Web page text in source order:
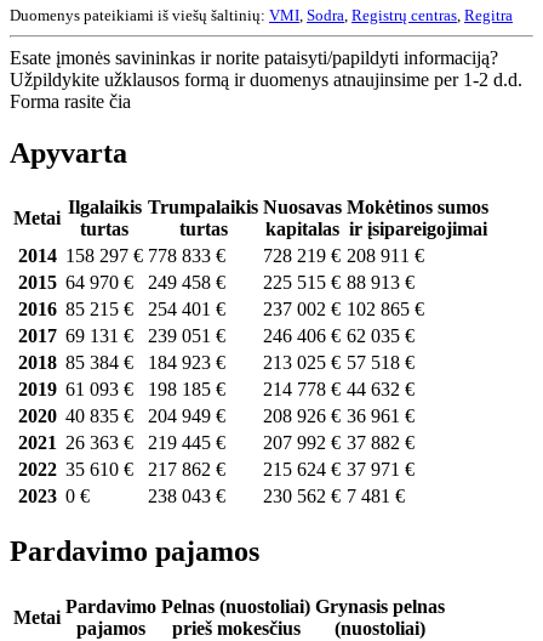
Duomenys pateikiami iš viešų šaltinių: VMI Sodra Registrų centras Regitra
Esate įmonės savininkas ir norite pataisyti/papildyti informaciją?
Užpildykite užklausos formą ir duomenys atnaujinsime per 1-2 d.d.
Forma rasite čia
Apyvarta
Metai
Ilgalaikis
turtas
Trumpalaikis
turtas
Nuosavas
kapitalas
Mokėtinos sumos
ir įsipareigojimai
2014 158 297 € 778 833 € 728 219 € 208 911 €
2015 64 970 € 249 458 € 225 515 € 88 913 €
2016 85 215 € 254 401 € 237 002 € 102 865 €
2017 69 131 € 239 051 € 246 406 € 62 035 €
2018 85 384 € 184 923 € 213 025 € 57 518 €
2019 61 093 € 198 185 € 214 778 € 44 632 €
2020 40 835 € 204 949 € 208 926 € 36 961 €
2021 26 363 € 219 445 € 207 992 € 37 882 €
2022 35 610 € 217 862 € 215 624 € 37 971 €
2023 0 € 238 043 € 230 562 € 7 481 €
Pardavimo pajamos
Metai
Pardavimo
pajamos
Pelnas (nuostoliai)
prieš mokesčius
Grynasis pelnas
(nuostoliai)